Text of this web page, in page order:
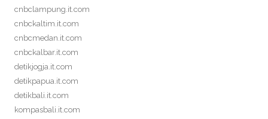
cnbclampung.it.com
cnbckaltim.it.com
cnbcmedan.it.com
cnbckalbar.it.com
detikjogja.it.com
detikpapua.it.com
detikbali.it.com
kompasbali.it.com